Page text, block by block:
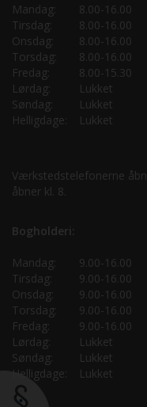
Mandag:
8.00-16.00
Tirsdag:
8.00-16.00
Onsdag:
8.00-16.00
Torsdag:
8.00-16.00
Fredag:
8.00-15.30
Lørdag:
Lukket
Søndag:
Lukket
Helligdage:
Lukket
Værkstedstelefonerne
åbner kl. 8.
Bogholderi:
Mandag:
9.00-16.00
Tirsdag:
9.00-16.00
Onsdag:
9.00-16.00
Torsdag:
9.00-16.00
Fredag:
9.00-16.00
Lørdag:
Lukket
Søndag:
Lukket
Helligdage:
Lukket